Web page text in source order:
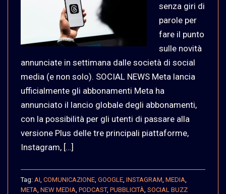
senza giri di
parole per
fare il punto
sulle novità
annunciate in settimana dalle società di social
media (e non solo). SOCIAL NEWS Meta lancia
ufficialmente gli abbonamenti Meta ha
annunciato il lancio globale degli abbonamenti,
con la possibilità per gli utenti di passare alla
versione Plus delle tre principali piattaforme,
Instagram, […]
Tag: AI COMUNICAZIONE GOOGLE INSTAGRAM MEDIA
META NEW MEDIA PODCAST, PUBBLICITÀ SOCIAL BUZZ